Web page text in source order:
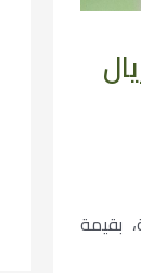
مليارات ريال
من 23 – 29 أبريل 2023م , 155.411.000 عملية، بقيمة